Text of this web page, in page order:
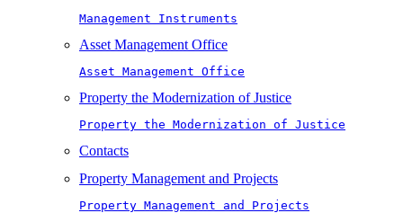
Management Instruments
Asset Management Office
Asset Management Office
Property the Modernization of Justice
Property the Modernization of Justice
Contacts
Property Management and Projects
Property Management and Projects